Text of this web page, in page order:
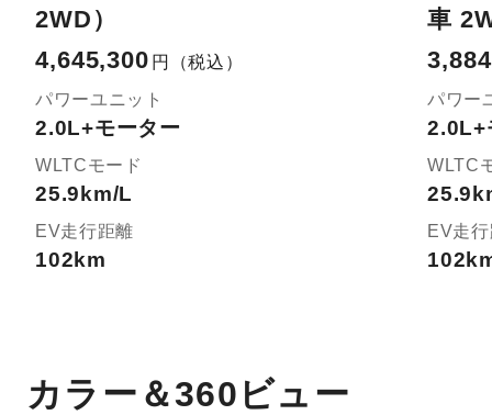
2WD）
4,645,300 円
（税込）
パワーユニット
2.0L+モーター
WLTCモード
25.9km/L
EV走行距離
102km
車
パワー
2.0L+
WLTC
EV走
カラー＆360ビュー